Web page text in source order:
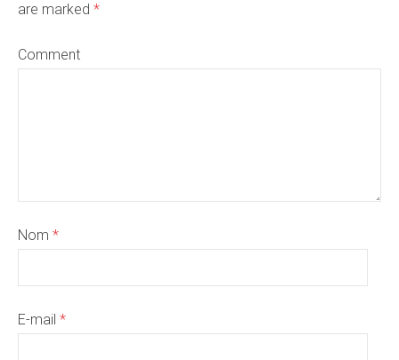
are marked *
Comment
Nom *
E-mail *